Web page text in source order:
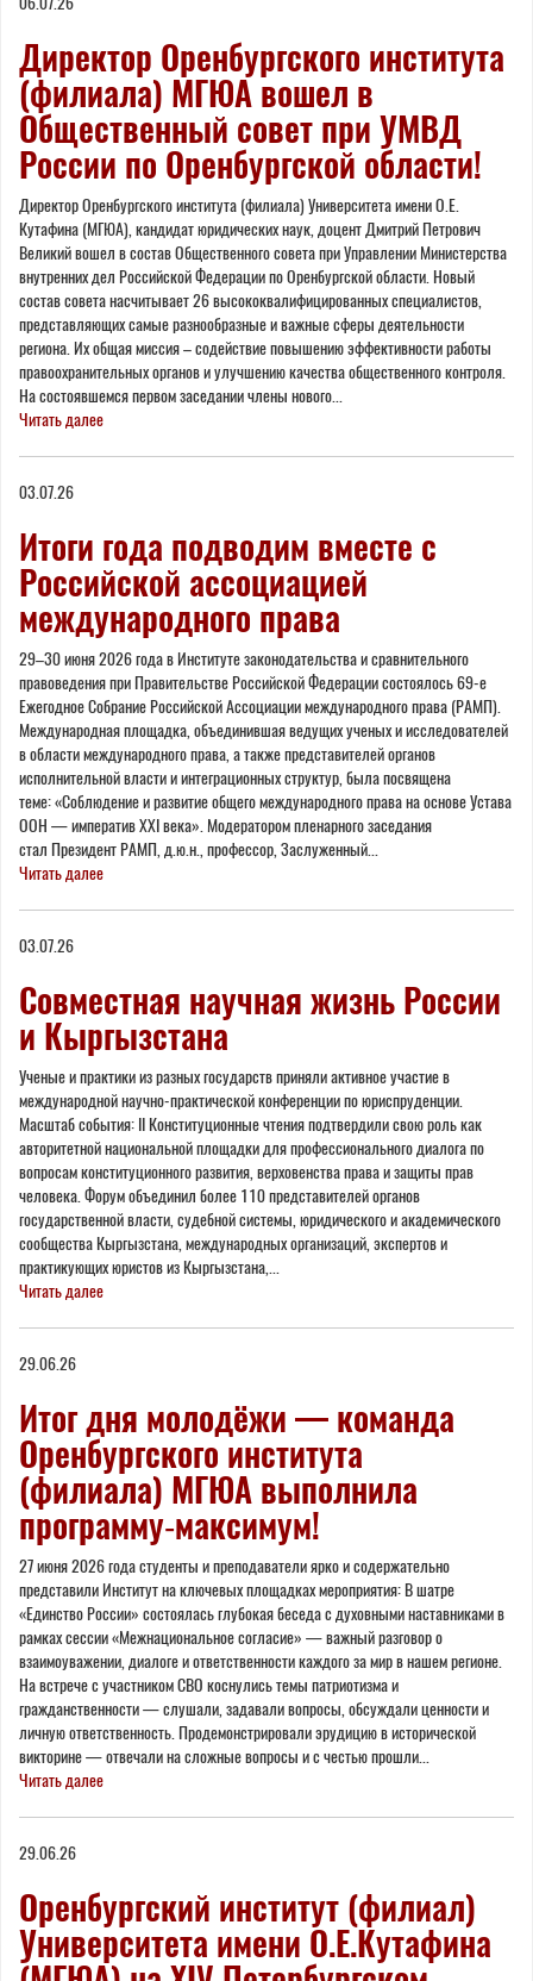
Директор Оренбургского института
(филиала) МГЮА вошел в
Общественный совет при УМВД
России по Оренбургской области!
Директор Оренбургского института (филиала) Университета имени О.Е.
Кутафина (МГЮА), кандидат юридических наук, доцент Дмитрий Петрович
Великий вошел в состав Общественного совета при Управлении Министерства
внутренних дел Российской Федерации по Оренбургской области. Новый
состав совета насчитывает 26 высококвалифицированных специалистов,
представляющих самые разнообразные и важные сферы деятельности
региона. Их общая миссия – содействие повышению эффективности работы
правоохранительных органов и улучшению качества общественного контроля.
На состоявшемся первом заседании члены нового...
Читать далее
03.07.26
Итоги года подводим вместе с
Российской ассоциацией
международного права
29–30 июня 2026 года в Институте законодательства и сравнительного
правоведения при Правительстве Российской Федерации состоялось 69-е
Ежегодное Собрание Российской Ассоциации международного права (РАМП).
Международная площадка, объединившая ведущих ученых и исследователей
в области международного права, а также представителей органов
исполнительной власти и интеграционных структур, была посвящена
теме: «Соблюдение и развитие общего международного права на основе Устава
ООН — императив XXI века». Модератором пленарного заседания
стал Президент РАМП, д.ю.н., профессор, Заслуженный...
Читать далее
03.07.26
Совместная научная жизнь России
и Кыргызстана
Ученые и практики из разных государств приняли активное участие в
международной научно-практической конференции по юриспруденции.
Масштаб события: II Конституционные чтения подтвердили свою роль как
авторитетной национальной площадки для профессионального диалога по
вопросам конституционного развития, верховенства права и защиты прав
человека. Форум объединил более 110 представителей органов
государственной власти, судебной системы, юридического и академического
сообщества Кыргызстана, международных организаций, экспертов и
практикующих юристов из Кыргызстана,...
Читать далее
29.06.26
Итог дня молодёжи — команда
Оренбургского института
(филиала) МГЮА выполнила
программу‑максимум!
27 июня 2026 года студенты и преподаватели ярко и содержательно
представили Институт на ключевых площадках мероприятия: В шатре
«Единство России» состоялась глубокая беседа с духовными наставниками в
рамках сессии «Межнациональное согласие» — важный разговор о
взаимоуважении, диалоге и ответственности каждого за мир в нашем регионе.
На встрече с участником СВО коснулись темы патриотизма и
гражданственности — слушали, задавали вопросы, обсуждали ценности и
личную ответственность. Продемонстрировали эрудицию в исторической
викторине — отвечали на сложные вопросы и с честью прошли...
Читать далее
29.06.26
Оренбургский институт (филиал)
Университета имени О.Е.Кутафина